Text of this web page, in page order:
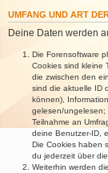
UMFANG UND ART
Deine Daten werden
Die Forensoftware
Cookies sind kleine
die zwischen den
sind die aktuelle ID
können),
gelesen/ungelesen;
Teilnahme an
deine Benutzer-ID,
Die Cookies haben
du jederzeit über
Weiterhin werden